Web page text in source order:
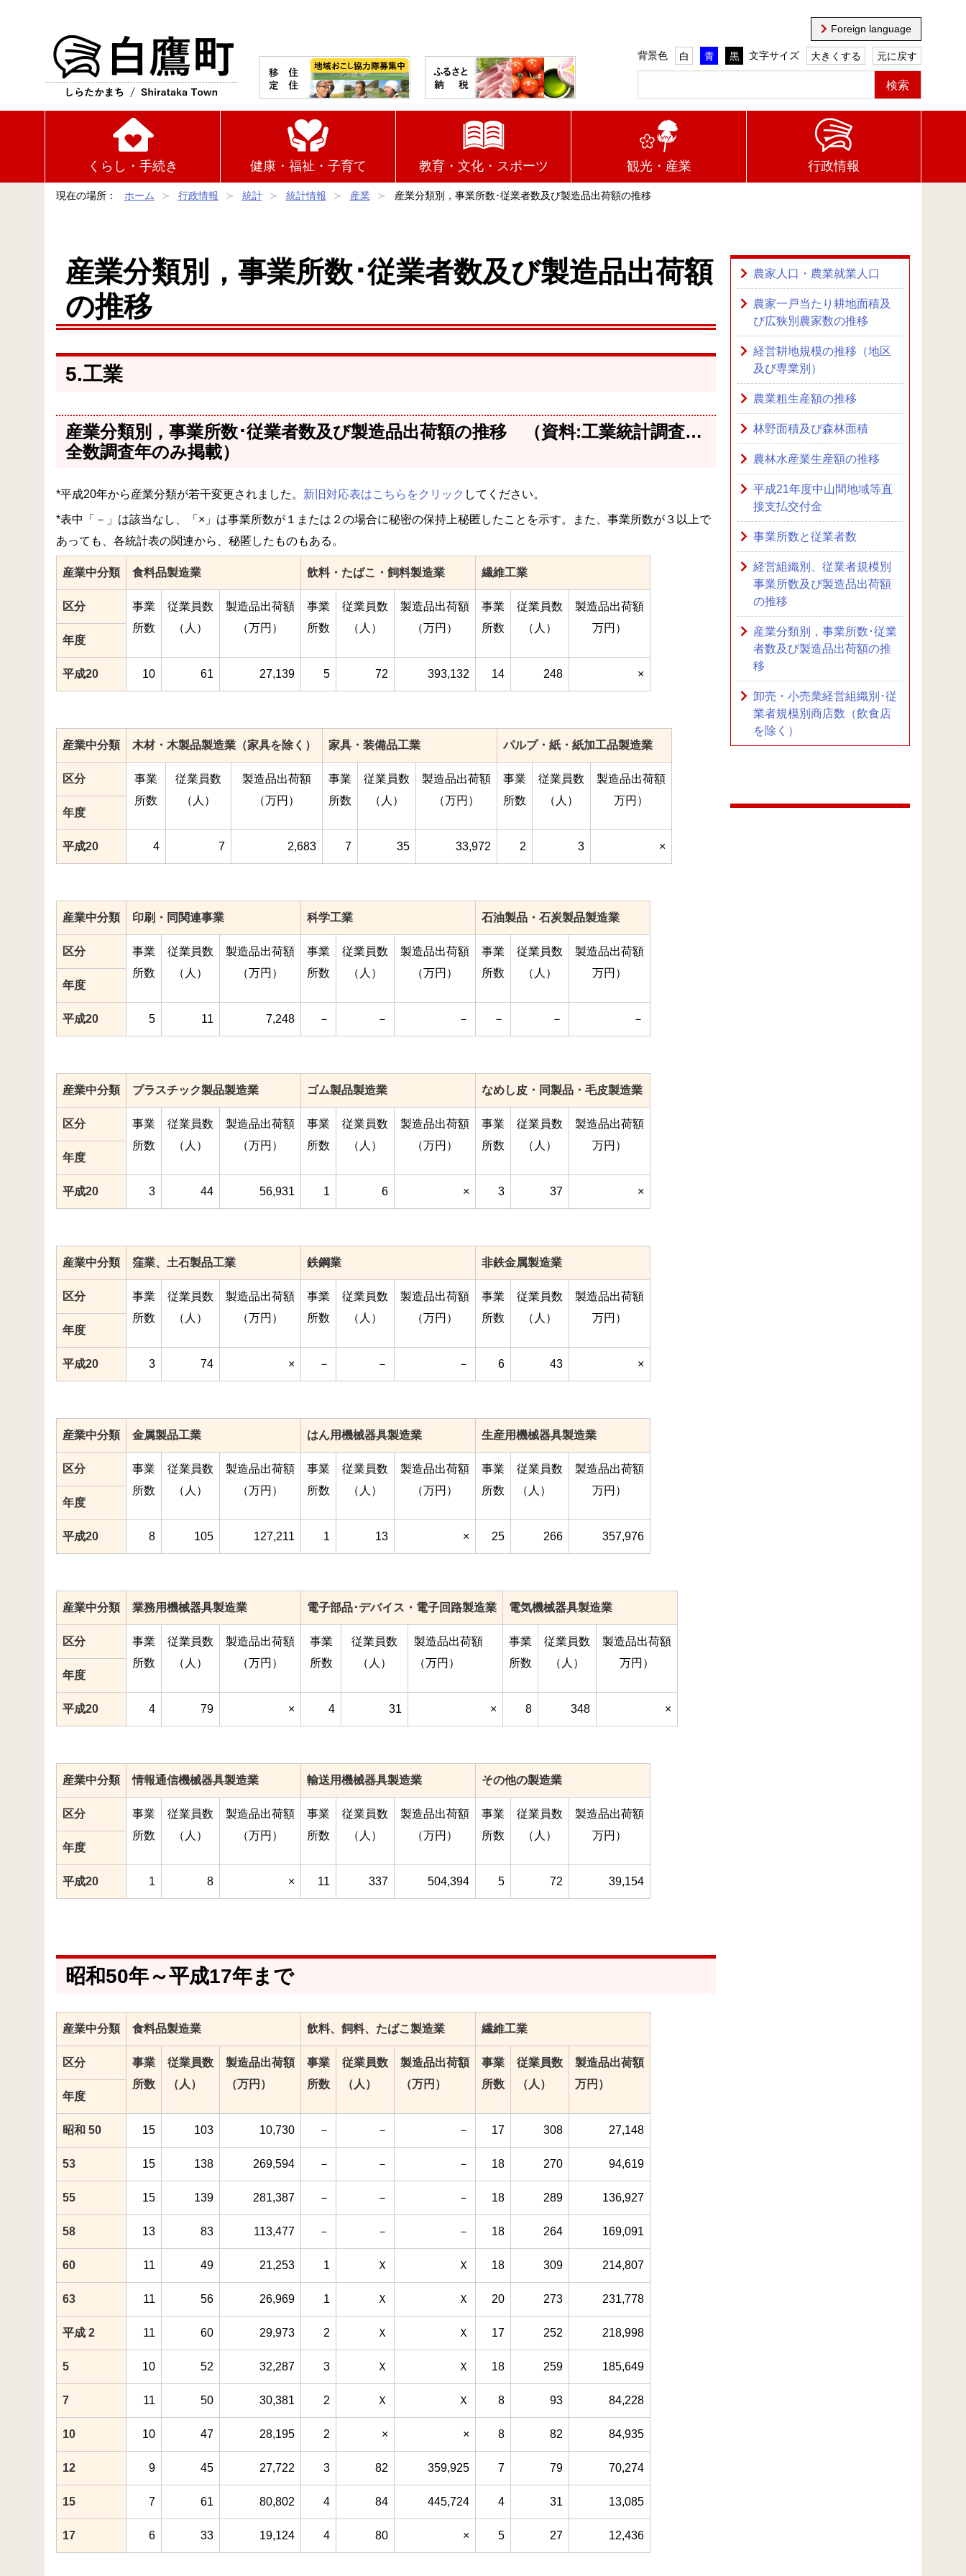
Foreign language
背景色 白 青 黒 文字サイズ 大きくする 元に戻す
くらし・手続き 健康・福祉・子育て 教育・文化・スポーツ 観光・産業 行政情報
現在の場所： ホーム 行政情報 統計 統計情報 産業 産業分類別，事業所数･従業者数及び製造品出荷額の推移
産業分類別，事業所数･従業者数及び製造品出荷額
の推移
5.工業
産業分類別，事業所数･従業者数及び製造品出荷額の推移 （資料:工業統計調査…
全数調査年のみ掲載）
*平成20年から産業分類が若干変更されました。 新旧対応表はこちらをクリック してください。
*表中「－」は該当なし、「×」は事業所数が１または２の場合に秘密の保持上秘匿したことを示す。また、事業所数が３以上で
あっても、各統計表の関連から、秘匿したものもある。
産業中分類 食料品製造業 飲料・たばこ・飼料製造業 繊維工業
区分
事業
所数
従業員数
（人）
製造品出荷額
（万円）
事業
所数
従業員数
（人）
製造品出荷額
（万円）
事業
所数
従業員数
（人）
製造品出荷額
万円）
年度
平成20 10 61 27,139 5 72 393,132 14 248 ×
産業中分類 木材・木製品製造業（家具を除く） 家具・装備品工業 パルプ・紙・紙加工品製造業
区分
事業
所数
従業員数
（人）
製造品出荷額
（万円）
事業
所数
従業員数
（人）
製造品出荷額
（万円）
事業
所数
従業員数
（人）
製造品出荷額
万円）
年度
平成20 4 7 2,683 7 35 33,972 2 3 ×
産業中分類 印刷・同関連事業 科学工業 石油製品・石炭製品製造業
区分
事業
所数
従業員数
（人）
製造品出荷額
（万円）
事業
所数
従業員数
（人）
製造品出荷額
（万円）
事業
所数
従業員数
（人）
製造品出荷額
万円）
年度
平成20 5 11 7,248 － － － － － －
産業中分類 プラスチック製品製造業 ゴム製品製造業 なめし皮・同製品・毛皮製造業
区分
事業
所数
従業員数
（人）
製造品出荷額
（万円）
事業
所数
従業員数
（人）
製造品出荷額
（万円）
事業
所数
従業員数
（人）
製造品出荷額
万円）
年度
平成20 3 44 56,931 1 6 × 3 37 ×
産業中分類 窪業、土石製品工業 鉄鋼業 非鉄金属製造業
区分
事業
所数
従業員数
（人）
製造品出荷額
（万円）
事業
所数
従業員数
（人）
製造品出荷額
（万円）
事業
所数
従業員数
（人）
製造品出荷額
万円）
年度
平成20 3 74 × － － － 6 43 ×
産業中分類 金属製品工業 はん用機械器具製造業 生産用機械器具製造業
区分
事業
所数
従業員数
（人）
製造品出荷額
（万円）
事業
所数
従業員数
（人）
製造品出荷額
（万円）
事業
所数
従業員数
（人）
製造品出荷額
万円）
年度
平成20 8 105 127,211 1 13 × 25 266 357,976
産業中分類 業務用機械器具製造業 電子部品･デバイス・電子回路製造業 電気機械器具製造業
区分
事業
所数
従業員数
（人）
製造品出荷額
（万円）
事業
所数
従業員数
（人）
製造品出荷額
（万円）
事業
所数
従業員数
（人）
製造品出荷額
万円）
年度
平成20 4 79 × 4 31 × 8 348 ×
産業中分類 情報通信機械器具製造業 輸送用機械器具製造業 その他の製造業
区分
事業
所数
従業員数
（人）
製造品出荷額
（万円）
事業
所数
従業員数
（人）
製造品出荷額
（万円）
事業
所数
従業員数
（人）
製造品出荷額
万円）
年度
平成20 1 8 × 11 337 504,394 5 72 39,154
昭和50年～平成17年まで
産業中分類 食料品製造業 飲料、飼料、たばこ製造業 繊維工業
区分
事業
所数
従業員数
（人）
製造品出荷額
（万円）
事業
所数
従業員数
（人）
製造品出荷額
（万円）
事業
所数
従業員数
（人）
製造品出荷額
万円）
年度
昭和 50 15 103 10,730 － － － 17 308 27,148
53 15 138 269,594 － － － 18 270 94,619
55 15 139 281,387 － － － 18 289 136,927
58 13 83 113,477 － － － 18 264 169,091
60 11 49 21,253 1 Ｘ Ｘ 18 309 214,807
63 11 56 26,969 1 Ｘ Ｘ 20 273 231,778
平成 2 11 60 29,973 2 Ｘ Ｘ 17 252 218,998
5 10 52 32,287 3 Ｘ Ｘ 18 259 185,649
7 11 50 30,381 2 Ｘ Ｘ 8 93 84,228
10 10 47 28,195 2 × × 8 82 84,935
12 9 45 27,722 3 82 359,925 7 79 70,274
15 7 61 80,802 4 84 445,724 4 31 13,085
17 6 33 19,124 4 80 × 5 27 12,436
農家人口・農業就業人口
農家一戸当たり耕地面積及
び広狭別農家数の推移
経営耕地規模の推移（地区
及び専業別）
農業粗生産額の推移
林野面積及び森林面積
農林水産業生産額の推移
平成21年度中山間地域等直
接支払交付金
事業所数と従業者数
経営組織別、従業者規模別
事業所数及び製造品出荷額
の推移
産業分類別，事業所数･従業
者数及び製造品出荷額の推
移
卸売・小売業経営組織別･従
業者規模別商店数（飲食店
を除く）